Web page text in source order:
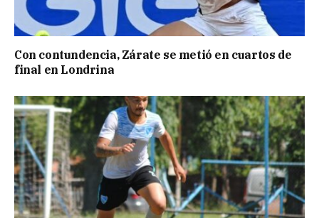
Con contundencia, Zárate se metió en cuartos de
final en Londrina